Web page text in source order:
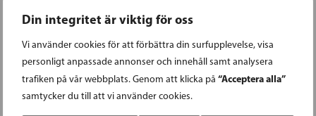
Din integritet är viktig för oss
Vi använder cookies för att förbättra din surfupplevelse, visa
personligt anpassade annonser och innehåll samt analysera
trafiken på vår webbplats. Genom att klicka på “Acceptera alla”
samtycker du till att vi använder cookies.
hälsovårdsreformen
,Valfrihet i vården
Enligt riksdagsledamot Veronica Rehn-Kivi
struntar regeringen totalt i det förebyggande
arbetet och underskattar kommunernas